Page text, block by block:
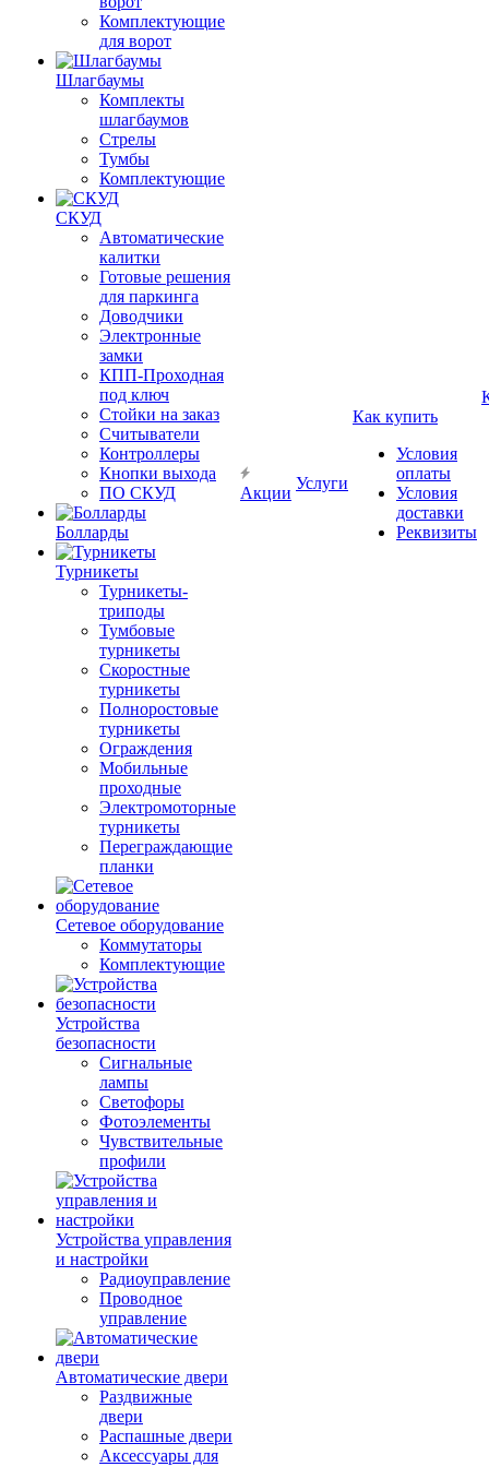
Комплектующие
для ворот
Шлагбаумы
Комплекты
шлагбаумов
Стрелы
Тумбы
Комплектующие
СКУД
Автоматические
калитки
Готовые решения
для паркинга
Доводчики
Электронные
замки
КПП-Проходная
под ключ
Стойки на заказ
Считыватели
Контроллеры
Кнопки выхода
ПО СКУД
Болларды
Турникеты
Турникеты-
триподы
Тумбовые
турникеты
Скоростные
турникеты
Полноростовые
турникеты
Ограждения
Мобильные
проходные
Электромоторные
турникеты
Переграждающие
планки
Сетевое оборудование
Коммутаторы
Комплектующие
Устройства
безопасности
Сигнальные
лампы
Светофоры
Фотоэлементы
Чувствительные
профили
Устройства управления
и настройки
Радиоуправление
Проводное
управление
Автоматические двери
Раздвижные
двери
Распашные двери
Аксессуары для
Акции
Услуги
Как купить
Условия
оплаты
Условия
доставки
Реквизиты